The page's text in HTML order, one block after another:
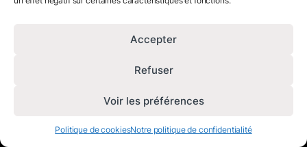
Accepter
Refuser
Voir les préférences
Politique de cookiesNotre politique de confidentialité